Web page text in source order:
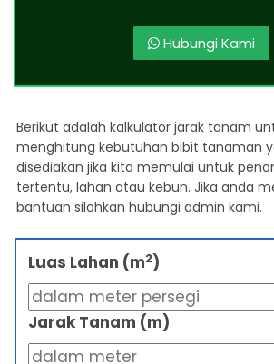
Hubungi Kami
Berikut adalah kalkulator jarak tanam
menghitung kebutuhan bibit tanaman
disediakan jika kita memulai untuk
tertentu, lahan atau kebun. Jika anda
bantuan silahkan hubungi admin kami.
Luas Lahan (m2)
Jarak Tanam (m)